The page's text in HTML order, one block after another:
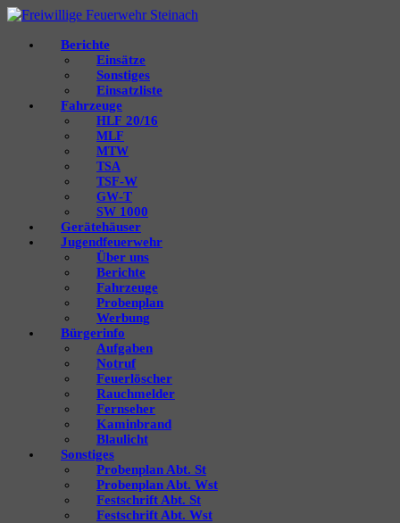
Berichte
Einsätze
Sonstiges
Einsatzliste
Fahrzeuge
HLF 20/16
MLF
MTW
TSA
TSF‑W
GW‑T
SW 1000
Gerätehäuser
Jugendfeuerwehr
Über uns
Berichte
Fahrzeuge
Probenplan
Werbung
Bürgerinfo
Aufgaben
Notruf
Feuerlöscher
Rauchmelder
Fernseher
Kaminbrand
Blaulicht
Sonstiges
Probenplan Abt. St
Probenplan Abt. Wst
Festschrift Abt. St
Festschrift Abt. Wst